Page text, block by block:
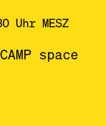
Uhr MESZ
CAMP space